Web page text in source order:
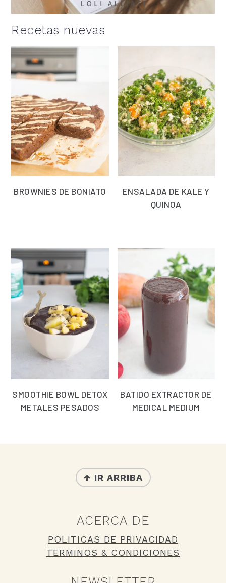
Recetas nuevas
BROWNIES DE BONIATO
ENSALADA DE KALE Y
QUINOA
SMOOTHIE BOWL DETOX
METALES PESADOS
BATIDO EXTRACTOR DE
MEDICAL MEDIUM
↑ IR ARRIBA
ACERCA DE
POLITICAS DE PRIVACIDAD
TERMINOS & CONDICIONES